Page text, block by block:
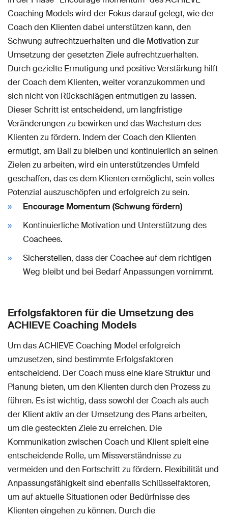
Coaching Models wird der Fokus darauf gelegt, wie der
Coach den Klienten dabei unterstützen kann, den
Schwung aufrechtzuerhalten und die Motivation zur
Umsetzung der gesetzten Ziele aufrechtzuerhalten.
Durch gezielte Ermutigung und positive Verstärkung hilft
der Coach dem Klienten, weiter voranzukommen und
sich nicht von Rückschlägen entmutigen zu lassen.
Dieser Schritt ist entscheidend, um langfristige
Veränderungen zu bewirken und das Wachstum des
Klienten zu fördern. Indem der Coach den Klienten
ermutigt, am Ball zu bleiben und kontinuierlich an seinen
Zielen zu arbeiten, wird ein unterstützendes Umfeld
geschaffen, das es dem Klienten ermöglicht, sein volles
Potenzial auszuschöpfen und erfolgreich zu sein.
Encourage Momentum (Schwung fördern)
Kontinuierliche Motivation und Unterstützung des
Coachees.
Sicherstellen, dass der Coachee auf dem richtigen
Weg bleibt und bei Bedarf Anpassungen vornimmt.
Erfolgsfaktoren für die Umsetzung des
ACHIEVE Coaching Models
Um das ACHIEVE Coaching Model erfolgreich
umzusetzen, sind bestimmte Erfolgsfaktoren
entscheidend. Der Coach muss eine klare Struktur und
Planung bieten, um den Klienten durch den Prozess zu
führen. Es ist wichtig, dass sowohl der Coach als auch
der Klient aktiv an der Umsetzung des Plans arbeiten,
um die gesteckten Ziele zu erreichen. Die
Kommunikation zwischen Coach und Klient spielt eine
entscheidende Rolle, um Missverständnisse zu
vermeiden und den Fortschritt zu fördern. Flexibilität und
Anpassungsfähigkeit sind ebenfalls Schlüsselfaktoren,
um auf aktuelle Situationen oder Bedürfnisse des
Klienten eingehen zu können. Durch die